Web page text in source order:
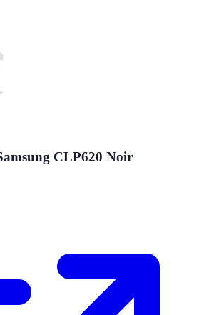
CLP620 Noir